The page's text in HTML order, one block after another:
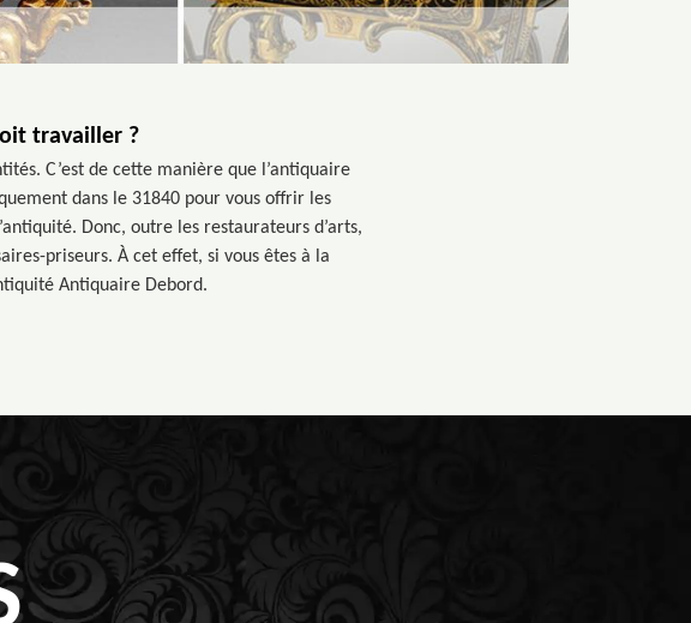
travailler ?
C’est de cette manière que l’antiquaire
dans le 31840 pour vous offrir les
Donc, outre les restaurateurs d’arts,
priseurs. À cet effet, si vous êtes à la
Antiquaire Debord.